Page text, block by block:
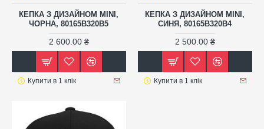
КЕПКА З ДИЗАЙНОМ MINI,
ЧОРНА, 80165B320B5
2 600.00 ₴
Купити в 1 клік
КЕПКА З ДИЗАЙНОМ MINI,
СИНЯ, 80165B320B4
2 500.00 ₴
Купити в 1 клік